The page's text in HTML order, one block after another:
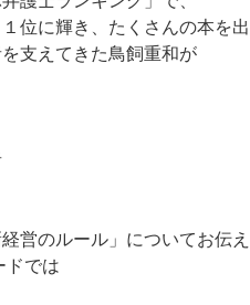
１位に輝き、たくさんの本を出
支えてきた鳥飼重和が
営のルール」についてお伝え
ドでは